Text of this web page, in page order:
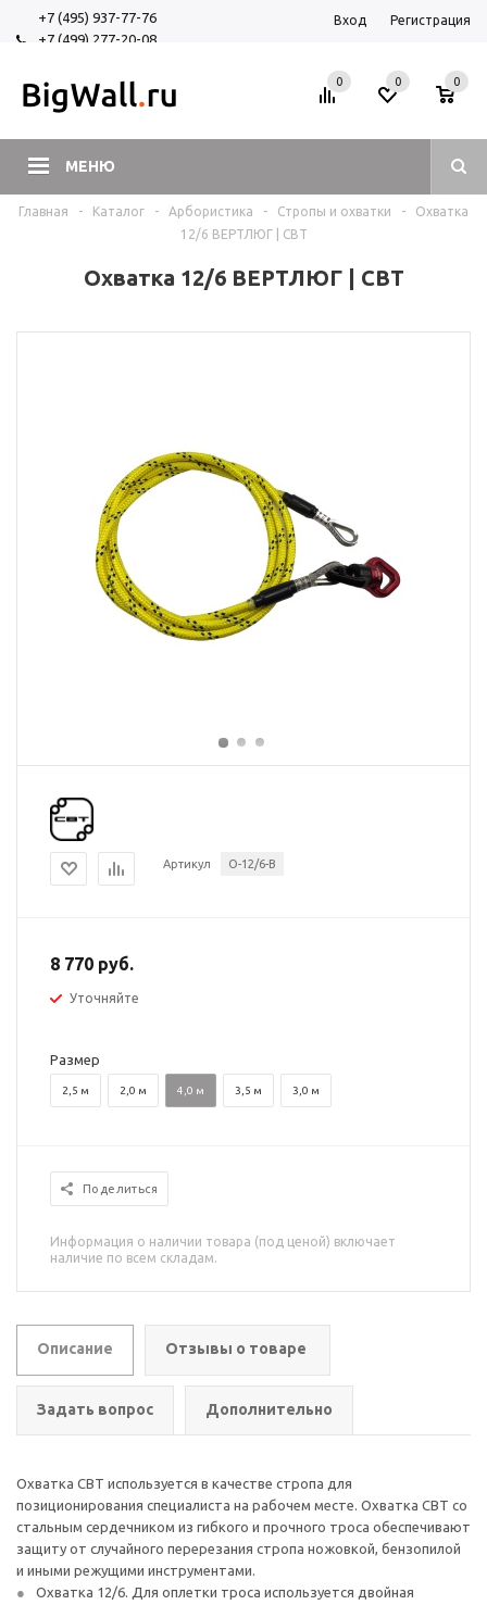
+7 (495) 937-77-76
+7 (499) 277-20-08
Вход Регистрация
МЕНЮ
0 0
0
Главная - Каталог - Арбористика - Стропы и охватки -
Охватка
12/6 ВЕРТЛЮГ | СВТ
Охватка 12/6 ВЕРТЛЮГ | СВТ
Артикул О-12/6-В
8 770 руб.
Уточняйте
Размер
2,5 м 2,0 м 4,0 м 3,5 м 3,0 м
Поделиться
Информация о наличии товара (под ценой) включает
наличие по всем складам.
Описание Отзывы о товаре
Задать вопрос Дополнительно
Охватка СВТ используется в качестве стропа для
позиционирования специалиста на рабочем месте. Охватка СВТ со
стальным сердечником из гибкого и прочного троса обеспечивают
защиту от случайного перерезания стропа ножовкой, бензопилой
и иными режущими инструментами.
Охватка 12/6. Для оплетки троса используется двойная